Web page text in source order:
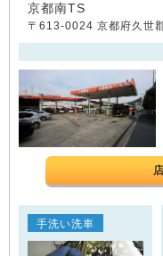
京都南TS
〒613-0024 京都府久世
手洗い洗車